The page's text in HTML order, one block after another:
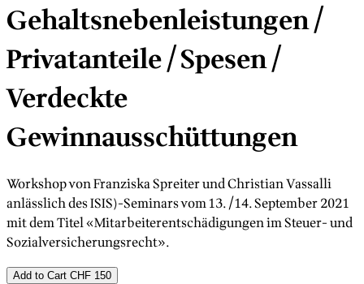
Gehaltsnebenleistungen /
Privatanteile / Spesen /
Verdeckte
Gewinnausschüttungen
Workshop von Franziska Spreiter und Christian Vassalli
anlässlich des ISIS)-Seminars vom 13./14. September 2021
mit dem Titel «Mitarbeiterentschädigungen im Steuer- und
Sozialversicherungsrecht».
Add to Cart CHF 150